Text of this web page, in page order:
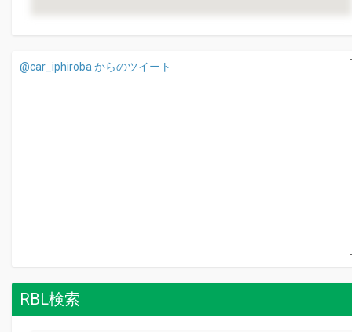
@car_iphiroba からのツイート
RBL検索